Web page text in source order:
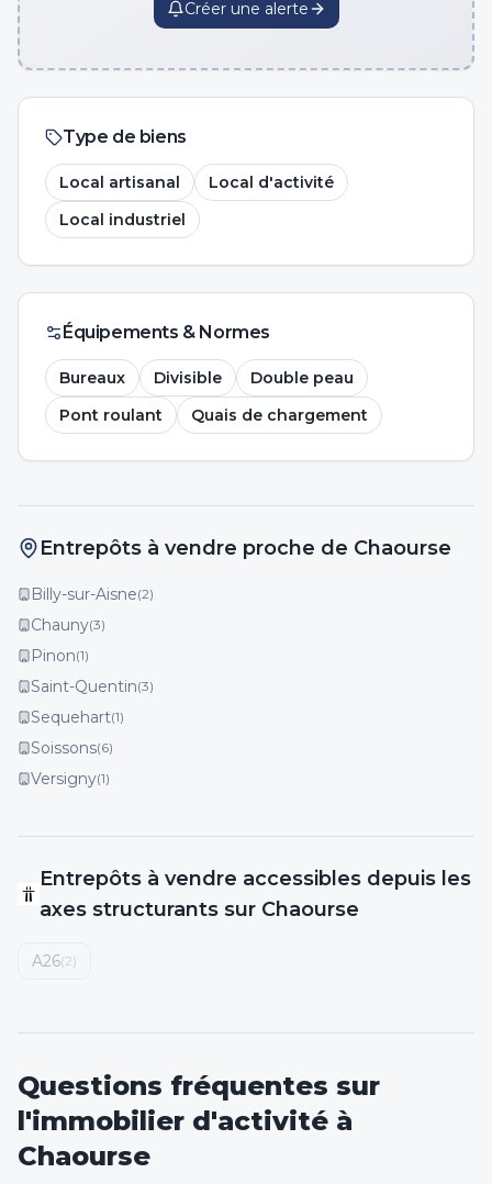
Créer une alerte
Type de biens
Local artisanal
Local d'activité
Local industriel
Équipements & Normes
Bureaux Divisible
Double peau
Pont roulant
Quais de chargement
Entrepôts à vendre proche de Chaourse
Billy-sur-Aisne(2)
Chauny(3)
Pinon(1)
Saint-Quentin(3)
Sequehart(1)
Soissons(6)
Versigny(1)
Entrepôts à vendre accessibles depuis les
axes structurants sur Chaourse
A26(2)
Questions fréquentes sur
l'immobilier d'activité à
Chaourse